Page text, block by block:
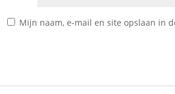
Mijn naam, e-mail en site opslaan in